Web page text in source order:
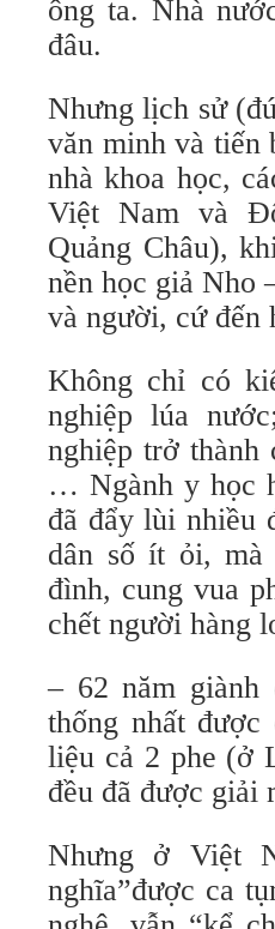
ông ta. Nhà
đâu.
Nhưng lịch sử
văn minh và tiến
nhà khoa học,
Việt Nam và
Quảng Châu),
nền học giả Nho
và người, cứ đến
Không chỉ có
nghiệp lúa
nghiệp trở thành
… Ngành y học
đã đẩy lùi nhiều
dân số ít ỏi,
đình, cung vua
chết người hàng
– 62 năm giành
thống nhất
liệu cả 2 phe (ở
đều đã được giải
Nhưng ở Việt
nghĩa”được ca